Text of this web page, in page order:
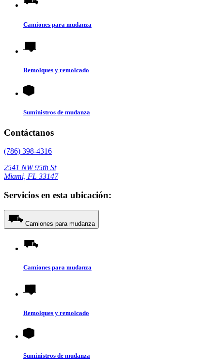
Camiones para mudanza
Remolques y remolcado
Suministros de mudanza
Contáctanos
(786) 398-4316
2541 NW 95th St
Miami, FL 33147
Servicios en esta ubicación:
Camiones para mudanza
Camiones para mudanza
Remolques y remolcado
Suministros de mudanza